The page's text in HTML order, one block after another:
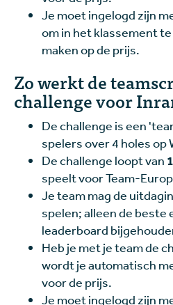
Je moet ingelogd zijn
om in het klassement
maken op de prijs.
Zo werkt de
challenge voor
De challenge is een
spelers over 4 holes op
De challenge loopt van
speelt voor Team-
Je team mag de
spelen; alleen de
leaderboard
Heb je met je team de
wordt je automatisch
voor de prijs.
Je moet ingelogd zijn